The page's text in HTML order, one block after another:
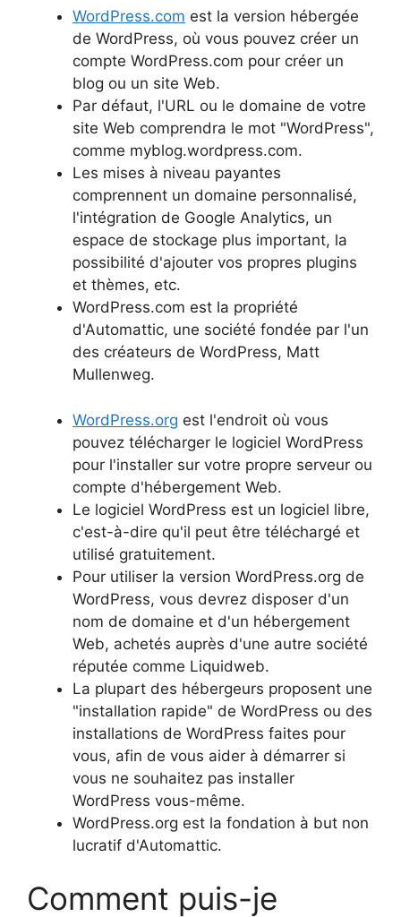
WordPress.com est la version hébergée
de WordPress, où vous pouvez créer un
compte WordPress.com pour créer un
blog ou un site Web.
Par défaut, l'URL ou le domaine de votre
site Web comprendra le mot "WordPress",
comme myblog.wordpress.com.
Les mises à niveau payantes
comprennent un domaine personnalisé,
l'intégration de Google Analytics, un
espace de stockage plus important, la
possibilité d'ajouter vos propres plugins
et thèmes, etc.
WordPress.com est la propriété
d'Automattic, une société fondée par l'un
des créateurs de WordPress, Matt
Mullenweg.
WordPress.org est l'endroit où vous
pouvez télécharger le logiciel WordPress
pour l'installer sur votre propre serveur ou
compte d'hébergement Web.
Le logiciel WordPress est un logiciel libre,
c'est-à-dire qu'il peut être téléchargé et
utilisé gratuitement.
Pour utiliser la version WordPress.org de
WordPress, vous devrez disposer d'un
nom de domaine et d'un hébergement
Web, achetés auprès d'une autre société
réputée comme Liquidweb.
La plupart des hébergeurs proposent une
"installation rapide" de WordPress ou des
installations de WordPress faites pour
vous, afin de vous aider à démarrer si
vous ne souhaitez pas installer
WordPress vous-même.
WordPress.org est la fondation à but non
lucratif d'Automattic.
Comment puis-je